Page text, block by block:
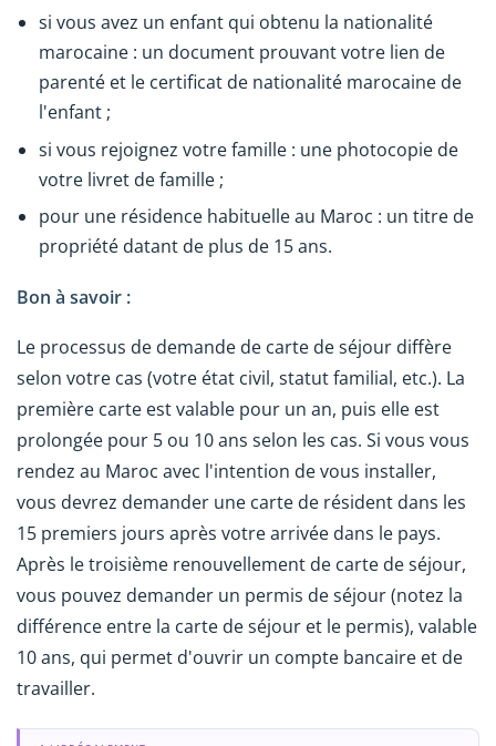
si vous avez un enfant qui obtenu la nationalité
marocaine : un document prouvant votre lien de
parenté et le certificat de nationalité marocaine de
l'enfant ;
si vous rejoignez votre famille : une photocopie de
votre livret de famille ;
pour une résidence habituelle au Maroc : un titre de
propriété datant de plus de 15 ans.
Bon à savoir :
Le processus de demande de carte de séjour diffère
selon votre cas (votre état civil, statut familial, etc.). La
première carte est valable pour un an, puis elle est
prolongée pour 5 ou 10 ans selon les cas. Si vous vous
rendez au Maroc avec l'intention de vous installer,
vous devrez demander une carte de résident dans les
15 premiers jours après votre arrivée dans le pays.
Après le troisième renouvellement de carte de séjour,
vous pouvez demander un permis de séjour (notez la
différence entre la carte de séjour et le permis), valable
10 ans, qui permet d'ouvrir un compte bancaire et de
travailler.